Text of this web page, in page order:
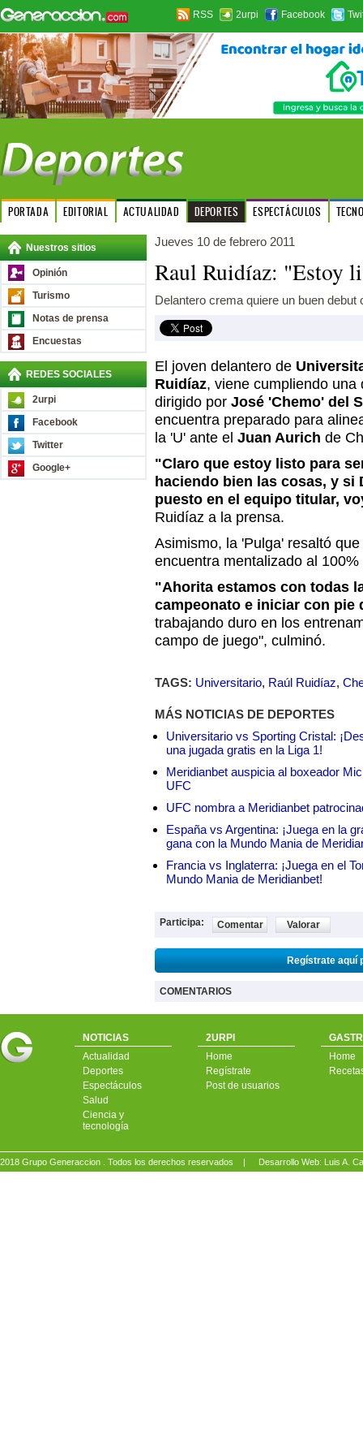
RSS 2urpi Facebook
PORTADA EDITORIAL ACTUALIDAD DEPORTES ESPECTÁCULOS
Nuestros sitios
Opinión
Turismo
Notas de prensa
Encuestas
REDES SOCIALES
2urpi
Facebook
Twitter
Google+
Jueves 10 de febrero 2011
Raul Ruidíaz: "Estoy
Delantero crema quiere un buen debut
El joven delantero de
Ruidíaz, viene cumpliendo
dirigido por José 'Chemo' del
encuentra preparado para
la 'U' ante el Juan Aurich de
"Claro que estoy listo para
haciendo bien las cosas, y si
puesto en el equipo titular,
Ruidíaz a la prensa.
Asimismo, la 'Pulga' resaltó
encuentra mentalizado al
"Ahorita estamos con todas
campeonato e iniciar con pie
trabajando duro en los
campo de juego", culminó.
TAGS: Universitario, Raúl Ruidíaz,
MÁS NOTICIAS DE DEPORTES
Universitario vs Sporting Cristal:
una jugada gratis en la Liga 1!
Meridianbet auspicia al boxeador
UFC
UFC nombra a Meridianbet
España vs Argentina: ¡Juega en la
gana con la Mundo Mania de
Francia vs Inglaterra: ¡Juega en el
Mundo Mania de Meridianbet!
Participa: Comentar Valorar
Regístrate aquí
COMENTARIOS
NOTICIAS
Actualidad
Deportes
Espectáculos
Salud
Ciencia y
tecnología
2URPI
Home
Regístrate
Post de usuarios
Home
2018 Grupo Generaccion . Todos los derechos reservados | Desarrollo Web: Luis